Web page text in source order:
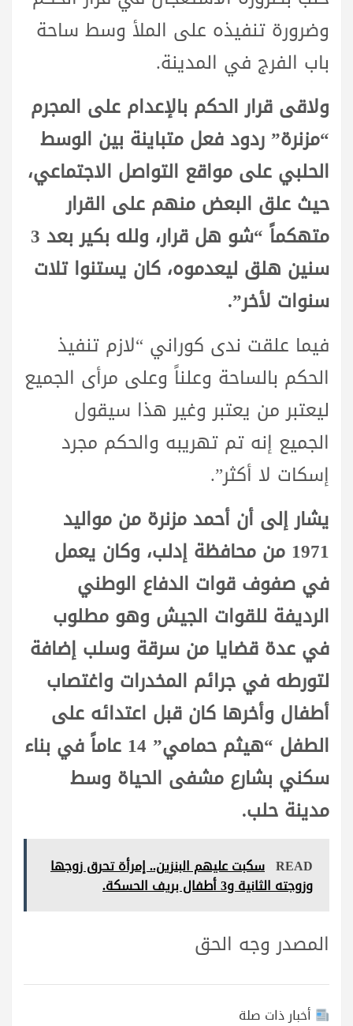
وضرورة تنفيذه على الملأ وسط ساحة
باب الفرج في المدينة.
ولاقى قرار الحكم بالإعدام على المجرم
“مزنرة” ردود فعل متباينة بين الوسط
الحلبي على مواقع التواصل الاجتماعي،
حيث علق البعض منهم على القرار
متهكماً “شو هل قرار، ولله بكير بعد 3
سنين هلق ليعدموه، كان يستنوا تلات
سنوات لأخر”.
فيما علقت ندى كوراني “لازم تنفيذ
الحكم بالساحة وعلناً وعلى مرأى الجميع
ليعتبر من يعتبر وغير هذا سيقول
الجميع إنه تم تهريبه والحكم مجرد
إسكات لا أكثر”.
يشار إلى أن أحمد مزنرة من مواليد
1971 من محافظة إدلب، وكان يعمل
في صفوف قوات الدفاع الوطني
الرديفة للقوات الجيش وهو مطلوب
في عدة قضايا من سرقة وسلب إضافة
لتورطه في جرائم المخدرات واغتصاب
أطفال وأخرها كان قبل اعتدائه على
الطفل “هيثم حمامي” 14 عاماً في بناء
سكني بشارع مشفى الحياة وسط
مدينة حلب.
READ سكبت عليهم البنزين.. إمرأة تحرق زوجها
وزوجته الثانية و3 أطفال بريف الحسكة.
المصدر وجه الحق
أخبار ذات صلة